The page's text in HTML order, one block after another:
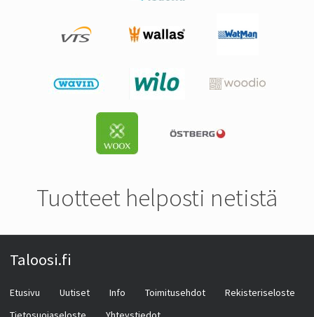
Tuotteet helposti netistä
Taloosi.fi
Etusivu Uutiset Info Toimitusehdot
Rekisteriseloste